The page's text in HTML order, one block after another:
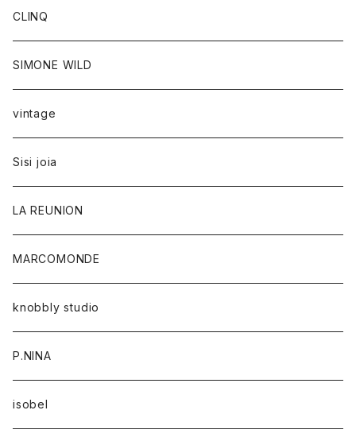
CLINQ
SIMONE WILD
vintage
Sisi joia
LA REUNION
MARCOMONDE
knobbly studio
P.NINA
isobel